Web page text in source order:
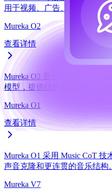
用于视频、广告、社交媒体内
Mureka O2
查看详情
Mureka O2 是一款根据歌词
模型，提供结构化编曲和更精
Mureka O1
查看详情
Mureka O1 采用 Music CoT 技
声音克隆和更连贯的音乐结构。
Mureka V7